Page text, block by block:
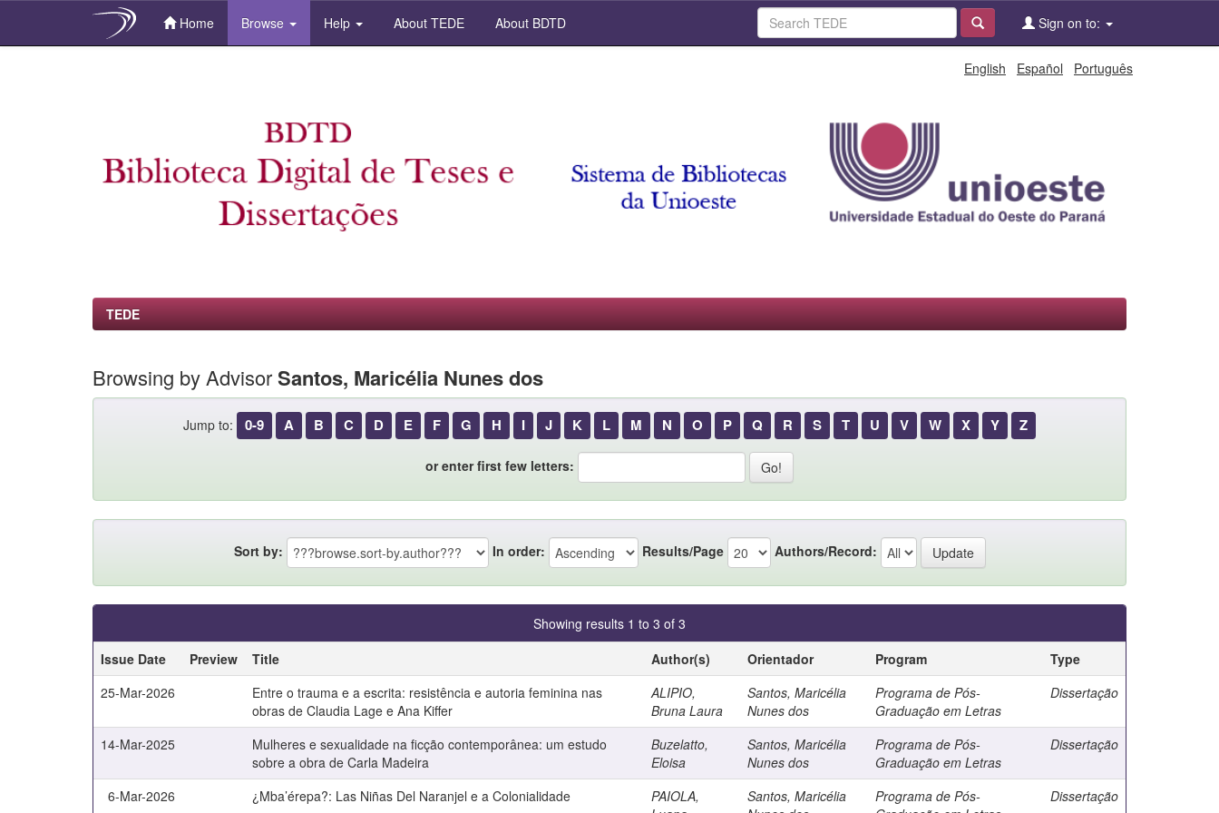
Home Browse Help About TEDE About BDTD Sign on to:
English Español Português
TEDE
Browsing by AdvisorSantos, Maricélia Nunes dos
Jump to: 0-9 A B C D E F G H I J K L M N O P Q R S T U V W X Y Z
or enter first few letters:
Sort by: In order: Results/Page Authors/Record:
Showing results 1 to 3 of 3
Issue Date
Preview Title Author(s) Orientador Program
Type
25-Mar-2026
Entre o trauma e a escrita: resistência e autoria feminina nas
obras de Claudia Lage e Ana Kiffer
ALIPIO,
Bruna Laura
Santos, Maricélia
Nunes dos
Programa de Pós-
Graduação em Letras
Dissertação
14-Mar-2025
Mulheres e sexualidade na ficção contemporânea: um estudo
sobre a obra de Carla Madeira
Buzelatto,
Eloisa
Santos, Maricélia
Nunes dos
Programa de Pós-
Graduação em Letras
Dissertação
6-Mar-2026 ¿Mba’érepa?: Las Niñas Del Naranjel e a Colonialidade
PAIOLA,
Santos, Maricélia
Programa de Pós-
Dissertação